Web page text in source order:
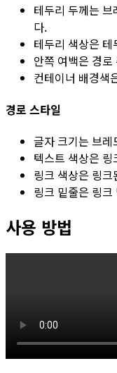
테두리 두께는 브
다.
테두리 색상은 테
안쪽 여백은 경로
컨테이너 배경색
경로 스타일
글자 크기는 브레
텍스트 색상은 링
링크 색상은 링크
링크 밑줄은 링크
사용 방법